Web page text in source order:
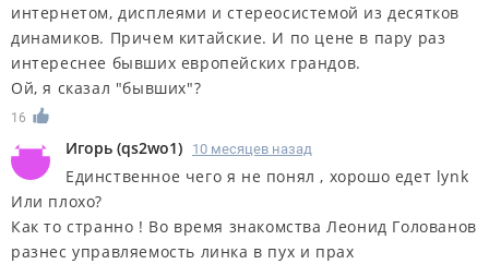
интернетом, дисплеями и стереосистемой из десятков
динамиков. Причем китайские. И по цене в пару раз
интереснее бывших европейских грандов.
Ой, я сказал "бывших"?
16
Игорь (qs2wo1) 10 месяцев назад
Единственное чего я не понял , хорошо едет lynk
Или плохо?
Как то странно ! Во время знакомства Леонид Голованов
разнес управляемость линка в пух и прах